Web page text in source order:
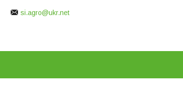
si.agro@ukr.net